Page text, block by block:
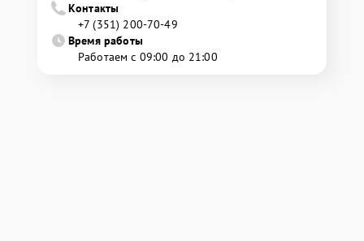
Контакты
+7 (351) 200-70-49
Время работы
Работаем с 09:00 до 21:00